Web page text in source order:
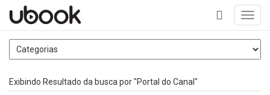
+
Exibindo Resultado da busca por "Portal do Canal"